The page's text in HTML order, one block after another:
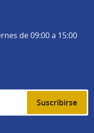
de 09:00 a 15:00
Suscribirse